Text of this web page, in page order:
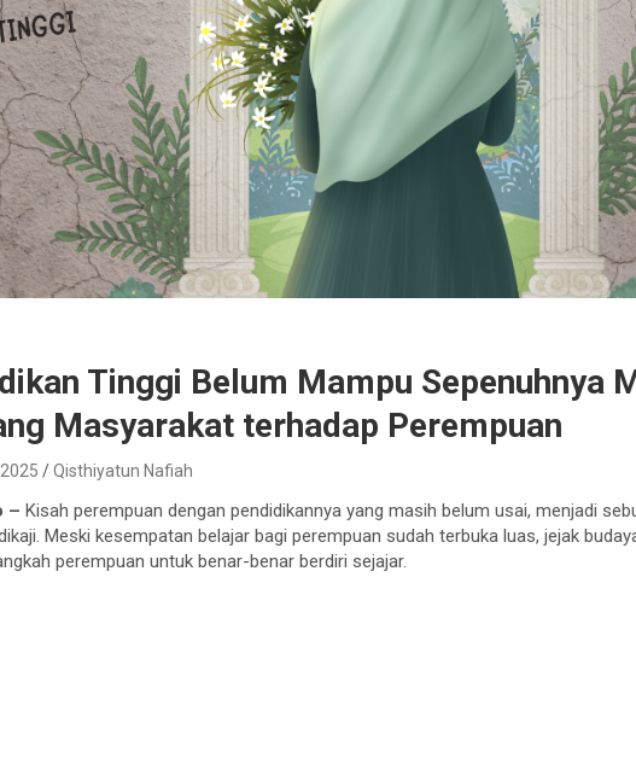
Tinggi Belum Mampu Sepenuhnya
Masyarakat terhadap Perempuan
Qisthiyatun Nafiah
–Kisah perempuan dengan pendidikannya yang masih belum usai, menjadi
Meski kesempatan belajar bagi perempuan sudah terbuka luas, jejak
perempuan untuk benar-benar berdiri sejajar.